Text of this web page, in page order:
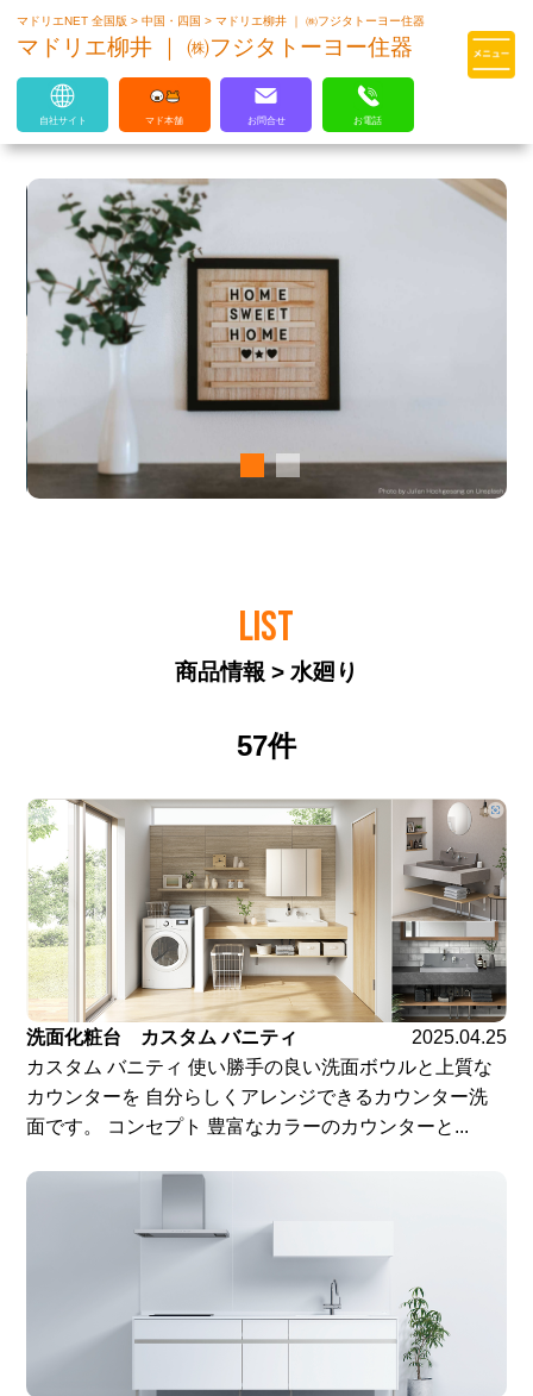
マドリエはLIXILの厳しい基準を
クリアした住まいのプロ集団です
マドリエNET 全国版>中国・四国>マドリエ柳井 ｜ ㈱フジタトーヨー住器
マドリエ柳井 ｜ ㈱フジタトーヨー住器
自社サイト マド本舗 お問合せ お電話
LIST
商品情報 > 水廻り
57件
洗面化粧台 カスタム バニティ
2025.04.25
カスタム バニティ 使い勝手の良い洗面ボウルと上質な
カウンターを 自分らしくアレンジできるカウンター洗
面です。 コンセプト 豊富なカラーのカウンターと...